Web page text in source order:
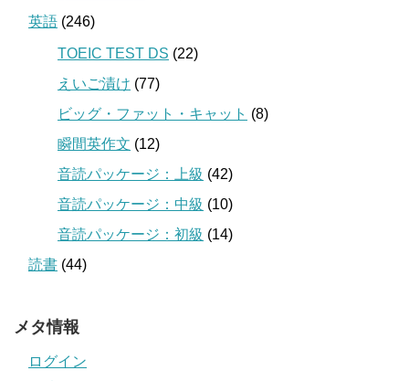
英語 (246)
TOEIC TEST DS (22)
えいご漬け (77)
ビッグ・ファット・キャット (8)
瞬間英作文 (12)
音読パッケージ：上級 (42)
音読パッケージ：中級 (10)
音読パッケージ：初級 (14)
読書 (44)
メタ情報
ログイン